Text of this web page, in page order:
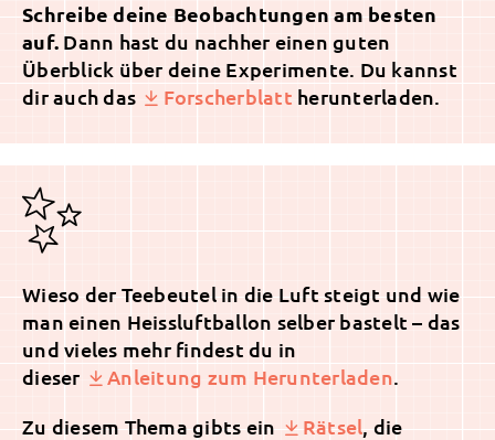
Schreibe deine Beobachtungen am besten
auf. Dann hast du nachher einen guten
Überblick über deine Experimente. Du kannst
dir auch das
Forscherblatt herunterladen.
Wieso der Teebeutel in die Luft steigt und wie
man einen Heissluftballon selber bastelt – das
und vieles mehr findest du in
dieser
Anleitung zum Herunterladen.
Zu diesem Thema gibts ein
Rätsel, die